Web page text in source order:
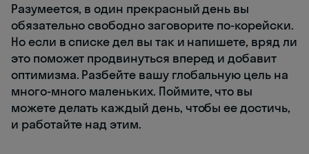
Разумеется, в один прекрасный день вы
обязательно свободно заговорите по-корейски.
Но если в списке дел вы так и напишете, вряд ли
это поможет продвинуться вперед и добавит
оптимизма. Разбейте вашу глобальную цель на
много-много маленьких. Поймите, что вы
можете делать каждый день, чтобы ее достичь,
и работайте над этим.